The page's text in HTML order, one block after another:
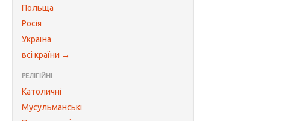
Польща
Росія
Україна
всі країни →
РЕЛІГІЙНІ
Католичні
Мусульманські